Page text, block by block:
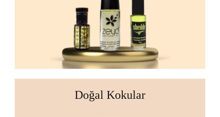
Doğal Kokular